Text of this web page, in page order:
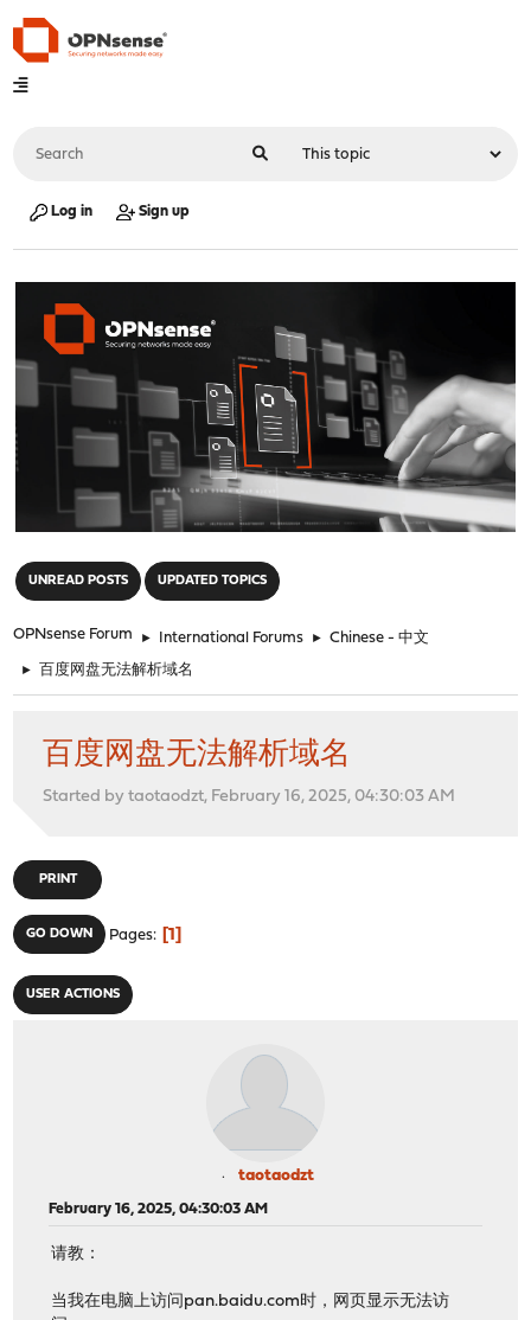
Log in Sign up
UNREAD POSTS UPDATED TOPICS
OPNsense Forum ► International Forums ► Chinese - 中文
► 百度网盘无法解析域名
百度网盘无法解析域名
Started by taotaodzt, February 16, 2025, 04:30:03 AM
PRINT
GO DOWN Pages 1
USER ACTIONS
taotaodzt
February 16, 2025, 04:30:03 AM
请教：
当我在电脑上访问pan.baidu.com时，网页显示无法访